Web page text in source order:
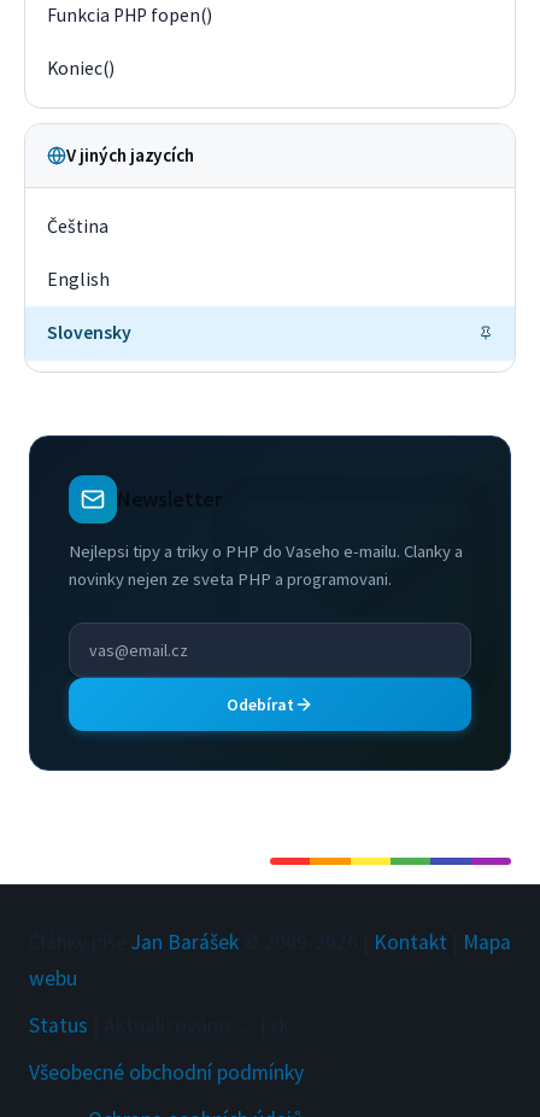
Funkcia PHP fopen()
Koniec()
V jiných jazycích
Čeština
English
Slovensky
Newsletter
Nejlepsi tipy a triky o PHP do Vaseho e-mailu. Clanky a
novinky nejen ze sveta PHP a programovani.
Odebírat
Jan Barášek Kontakt
Mapa
webu
Status
Všeobecné obchodní podmínky